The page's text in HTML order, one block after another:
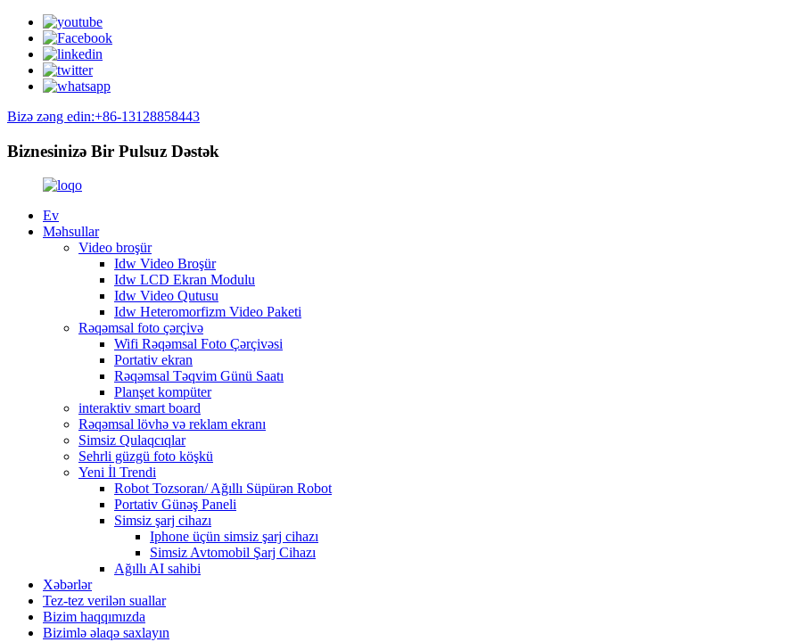
Bizə zəng edin:+86-13128858443
Biznesinizə Bir Pulsuz Dəstək
Ev
Məhsullar
Video broşür
Idw Video Broşür
Idw LCD Ekran Modulu
Idw Video Qutusu
Idw Heteromorfizm Video Paketi
Rəqəmsal foto çərçivə
Wifi Rəqəmsal Foto Çərçivəsi
Portativ ekran
Rəqəmsal Təqvim Günü Saatı
Planşet kompüter
interaktiv smart board
Rəqəmsal lövhə və reklam ekranı
Simsiz Qulaqcıqlar
Sehrli güzgü foto köşkü
Yeni İl Trendi
Robot Tozsoran/ Ağıllı Süpürən Robot
Portativ Günəş Paneli
Simsiz şarj cihazı
Iphone üçün simsiz şarj cihazı
Simsiz Avtomobil Şarj Cihazı
Ağıllı AI sahibi
Xəbərlər
Tez-tez verilən suallar
Bizim haqqımızda
Bizimlə əlaqə saxlayın